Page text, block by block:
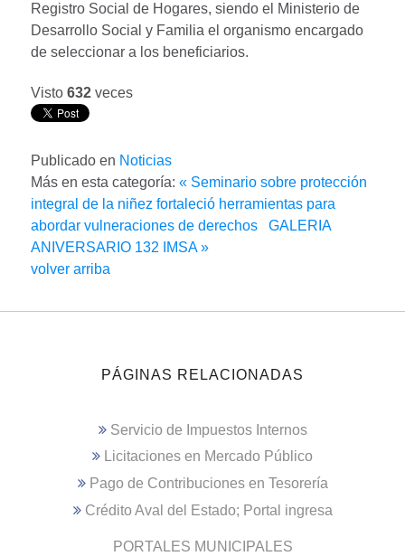
Registro Social de Hogares, siendo el Ministerio de
Desarrollo Social y Familia el organismo encargado
de seleccionar a los beneficiarios.
Visto 632 veces
Publicado en Noticias
Más en esta categoría: « Seminario sobre protección
integral de la niñez fortaleció herramientas para
abordar vulneraciones de derechos
GALERIA
ANIVERSARIO 132 IMSA »
volver arriba
PÁGINAS RELACIONADAS
Servicio de Impuestos Internos
Licitaciones en Mercado Público
Pago de Contribuciones en Tesorería
Crédito Aval del Estado; Portal ingresa
PORTALES MUNICIPALES